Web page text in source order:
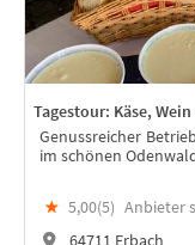
Tagestour: Käse,
Genussreicher
im schönen
★ 5,00(5) Anbieter
64711 Erbach